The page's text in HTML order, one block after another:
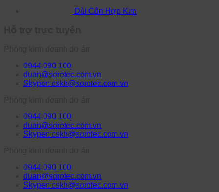
Dùi Côn Hợp Kim
0944 090 100
duan@sorotec.com.vn
Skyper: cskh@sorotec.com.vn
0944 090 100
duan@sorotec.com.vn
Skyper: cskh@sorotec.com.vn
0944 090 100
duan@sorotec.com.vn
Skyper: cskh@sorotec.com.vn